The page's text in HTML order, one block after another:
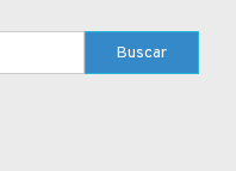
Buscar: